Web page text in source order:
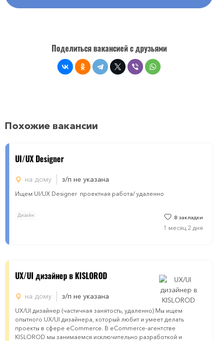
Поделиться вакансией с друзьями
Похожие вакансии
UI/UX Designer
на дому з/п не указана
Ищем UI/UX Designer проектная работа/ удаленно
Дизайн В закладки
1 месяц 2 дня
UX/UI дизайнер в KISLOROD
на дому з/п не указана
UX/UI дизайнер (частичная занятость, удаленно) Мы ищем
опытного UX/UI дизайнера, который любит и умеет делать
проекты в сфере eCommerce. В eCommerce-агентстве
KISLOROD мы занимаемся исключительно разработкой и